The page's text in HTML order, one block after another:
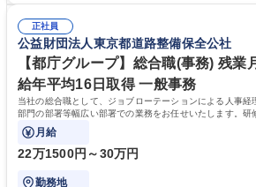
は部内のOJTを中心に、あなたの経験に合わせ
でも質問・相談できる環境が整っているため、安
集職種 【森ビルG】人事・総務◆賞与5ヶ月◆年
リモート可
ます。定型業務に留まらず、社内規定や人事制
務に挑戦できるため、自身の成長と組織への貢献
きます。 残業少なめ、週1日リモート可など、ワ
ち長期活躍できる環境です。 「これまでの幅広
キャリアを築きたい」という前向きな意欲と挑戦
歴・資格 学歴：大学院 大学 高専 短大 専修学校
簿記検定1級 日商簿記検定2級 日商簿記検定3級
正社員
公益財団法人東京都道路整備保全公社
【都庁グループ】総合職(事務) 残業
給年平均16日取得 一般事務
当社の総合職として、ジョブローテーションによる人事経
部門の部署等幅広い部署での業務をお任せいたします。研
ております！ ※下記業務詳細
月給
22万1500円～30万円
勤務地